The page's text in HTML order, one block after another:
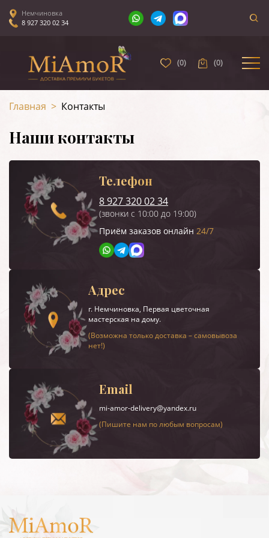
Немчиновка
8 927 320 02 34
(0) (0)
Главная > Контакты
Наши контакты
Телефон
8 927 320 02 34
(звонки с 10:00 до 19:00)
Приём заказов онлайн 24/7
Адрес
г. Немчиновка, Первая цветочная
мастерская на дому.
(Возможна только доставка – самовывоза
нет!)
Email
mi-amor-delivery@yandex.ru
(Пишите нам по любым вопросам)